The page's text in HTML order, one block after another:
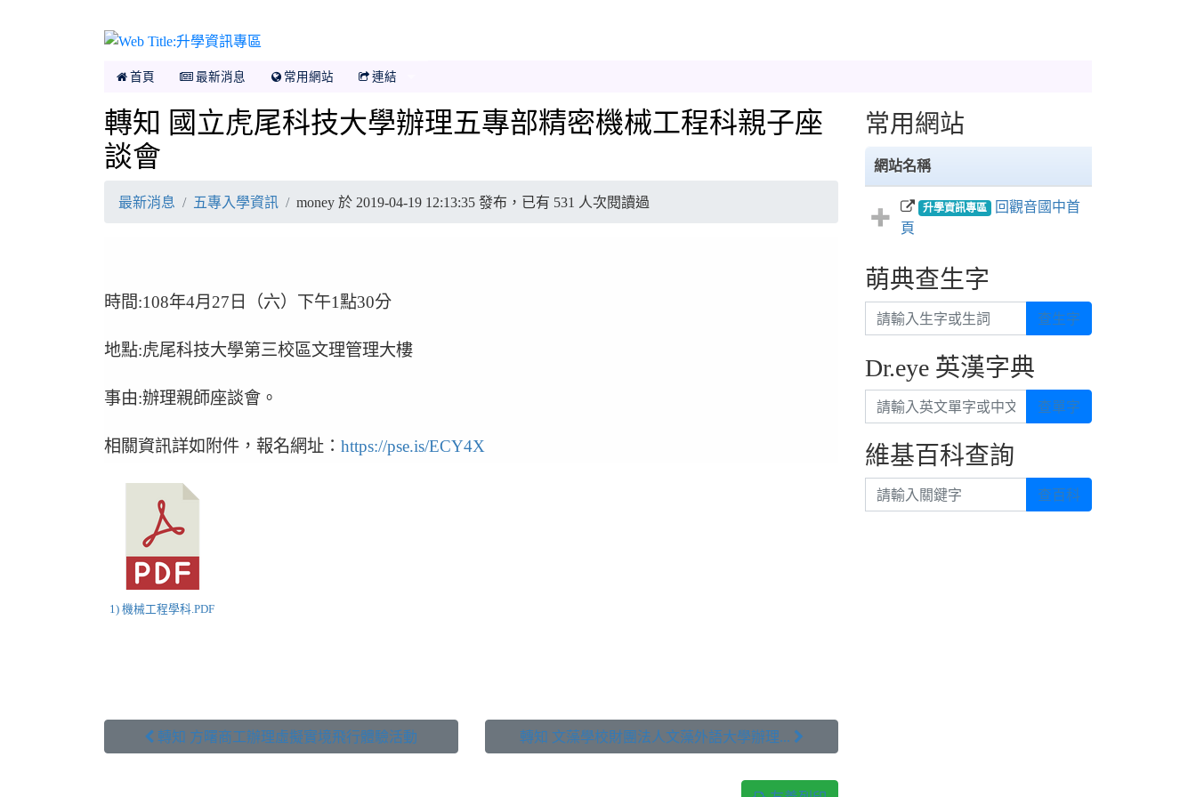
首頁 最新消息 常用網站 連結
轉知 國立虎尾科技大學辦理五專部精密機械工程科親子座
談會
最新消息 五專入學資訊 money 於 2019-04-19 12:13:35 發布，已有 531 人次閱讀過
時間:108年4月27日（六）下午1點30分
地點:虎尾科技大學第三校區文理管理大樓
事由:辦理親師座談會。
相關資訊詳如附件，報名網址： https://pse.is/ECY4X
1) 機械工程學科.PDF
 轉知 方曙商工辦理虛擬實境飛行體驗活動 轉知 文藻學校財團法人文藻外語大學辦理... 
常用網站
網站名稱
升學資訊專區
回觀音國中首
頁
萌典查生字
請輸入生字或生詞 查生字
Dr.eye 英漢字典
請輸入英文單字或中文 查單字
維基百科查詢
請輸入關鍵字 查百科